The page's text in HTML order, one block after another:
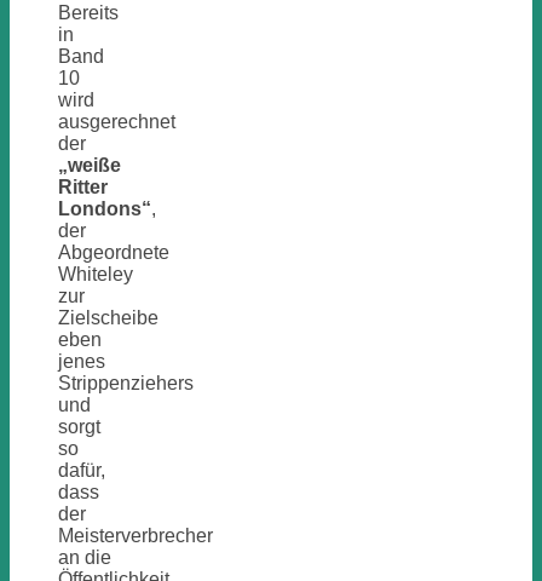
Bereits
in
Band
10
wird
ausgerechnet
der
„weiße
Ritter
Londons“,
der
Abgeordnete
Whiteley
zur
Zielscheibe
eben
jenes
Strippenziehers
und
sorgt
so
dafür,
dass
der
Meisterverbrecher
an die